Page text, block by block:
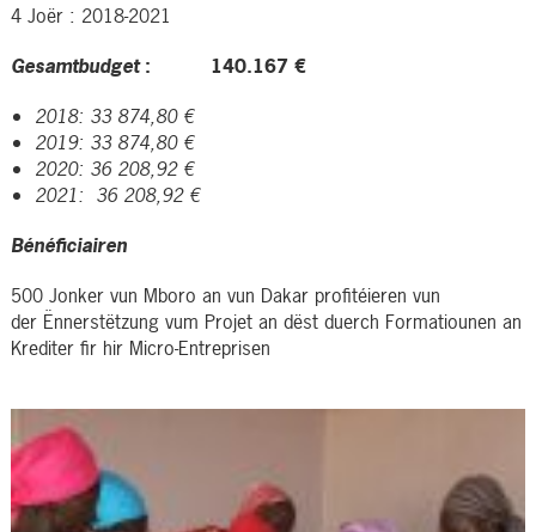
4 Joër : 2018-2021
Gesamtbudget: 140.167 €
2018: 33 874,80 €
2019: 33 874,80 €
2020: 36 208,92 €
2021: 36 208,92 €
Bénéficiairen
500 Jonker vun Mboro an vun Dakar profitéieren vun
der Ënnerstëtzung vum Projet an dëst duerch Formatiounen an
Krediter fir hir Micro-Entreprisen